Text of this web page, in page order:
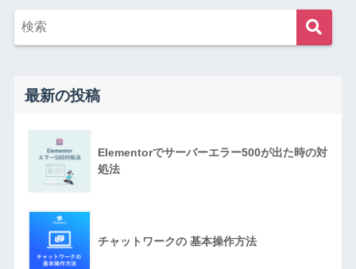
最新の投稿
Elementorでサーバーエラー500が出た時の対
処法
チャットワークの 基本操作方法